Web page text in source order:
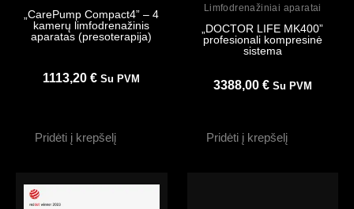
„CarePump Compact4” – 4
kamerų limfodrenažinis
aparatas (presoterapija)
1113,20€ Su PVM
Pridėti į krepšelį
Limfodrenažiniai aparatai
„DOCTOR LIFE MK400”
profesionali kompresinė
sistema
3388,00 € Su PVM
Pridėti į krepšelį